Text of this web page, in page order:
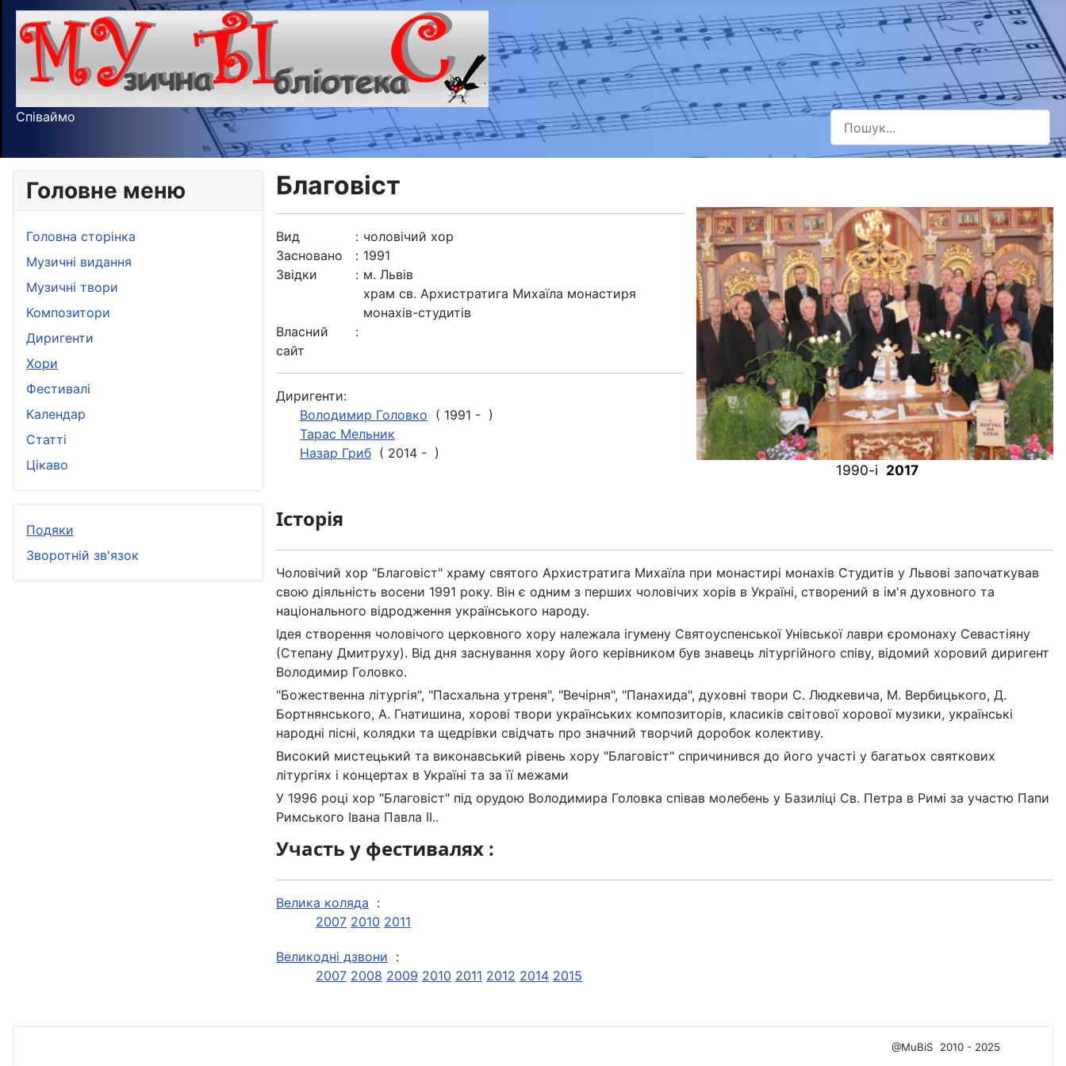
Співаймо Пошук
Type 2 or more characters for results.
Головне меню
Головна сторінка
Музичні видання
Музичні твори
Композитори
Диригенти
Хори
Фестивалі
Календар
Статті
Цікаво
Подяки
Зворотній зв'язок
Благовіст
1990-i 2017
Вид : чоловічий хор
Засновано
: 1991
Звідки
: м. Львів
храм св. Архистратига Михаїла монастиря
монахів-студитів
Власний
сайт
:
Диригенти:
Володимир Головко ( 1991 - )
Тарас Мельник
Назар Гриб ( 2014 - )
Історія
Чоловічий хор "Благовіст" храму святого Архистратига Михаїла при монастирі монахів Студитів у Львові започаткував
свою діяльність восени 1991 року. Він є одним з перших чоловічих хорів в Україні, створений в ім'я духовного та
національного відродження українського народу.
Ідея створення чоловічого церковного хору належала ігумену Святоуспенської Унівської лаври єромонаху Севастіяну
(Степану Дмитруху). Від дня заснування хору його керівником був знавець літургійного співу, відомий хоровий диригент
Володимир Головко.
"Божественна літургія", "Пасхальна утреня", "Вечірня", "Панахида", духовні твори С. Людкевича, М. Вербицького, Д.
Бортнянського, А. Гнатишина, хорові твори українських композиторів, класиків світової хорової музики, українські
народні пісні, колядки та щедрівки свідчать про значний творчий доробок колективу.
Високий мистецький та виконавський рівень хору "Благовіст" спричинився до його участі у багатьох святкових
літургіях і концертах в Україні та за її межами
У 1996 році хор "Благовіст" під орудою Володимира Головка співав молебень у Базиліці Св. Петра в Римі за участю Папи
Римського Івана Павла ІІ..
Участь у фестивалях :
Велика коляда :
2007 2010 2011
Великодні дзвони :
2007 2008 2009 2010 2011 2012 2014 2015
@MuBiS 2010 - 2025